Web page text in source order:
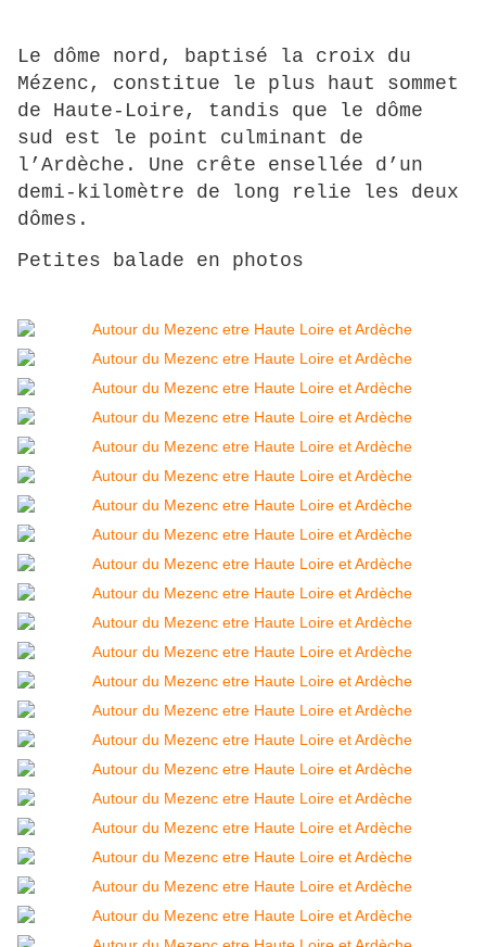
Le dôme nord, baptisé la croix du
Mézenc, constitue le plus haut sommet
de Haute-Loire, tandis que le dôme
sud est le point culminant de
l’Ardèche. Une crête ensellée d’un
demi-kilomètre de long relie les deux
dômes.
Petites balade en photos